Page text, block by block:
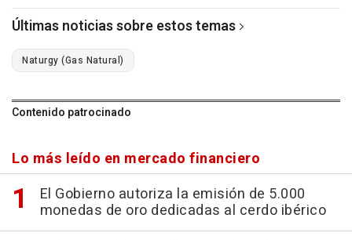
Últimas noticias sobre estos temas
Naturgy (Gas Natural)
Contenido patrocinado
Lo más leído en mercado financiero
El Gobierno autoriza la emisión de 5.000
monedas de oro dedicadas al cerdo ibérico